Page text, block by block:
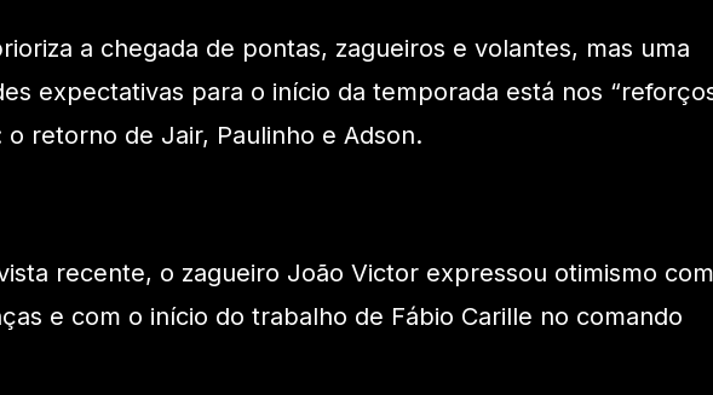
a chegada de pontas, zagueiros e volantes, mas uma
expectativas para o início da temporada está nos
o retorno de Jair, Paulinho e Adson.
recente, o zagueiro João Victor expressou otimismo com
e com o início do trabalho de Fábio Carille no comando